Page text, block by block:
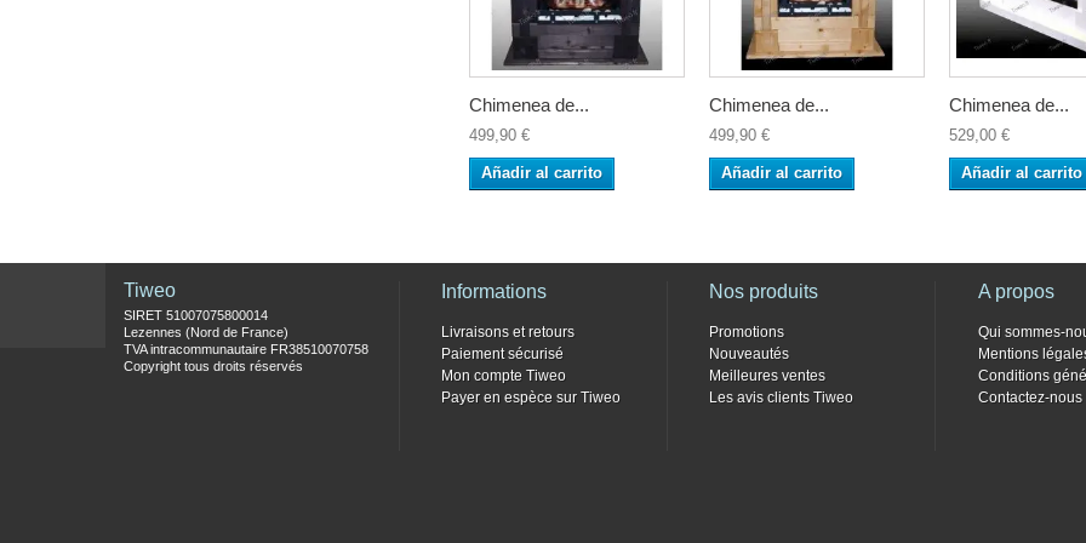
Chimenea de...
499,90 €
Añadir al carrito
Chimenea de...
499,90 €
Añadir al carrito
Chimenea de...
529,00 €
Añadir al carrito
Tiweo
SIRET 51007075800014
Lezennes (Nord de France)
TVA intracommunautaire FR38510070758
Copyright tous droits réservés
Informations
Livraisons et retours
Paiement sécurisé
Mon compte Tiweo
Payer en espèce sur Tiweo
Nos produits
Promotions
Nouveautés
Meilleures ventes
Les avis clients Tiweo
A propos
Qui sommes-
Mentions
Conditions
Contactez-nous